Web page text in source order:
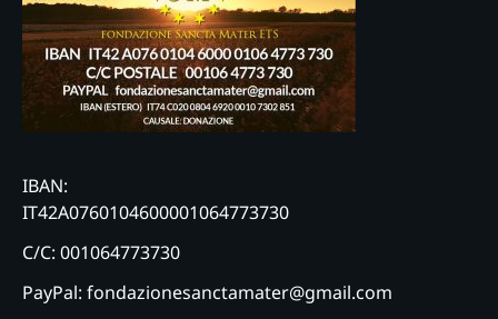
IBAN:
IT42A0760104600001064773730
C/C: 001064773730
PayPal: fondazionesanctamater@gmail.com